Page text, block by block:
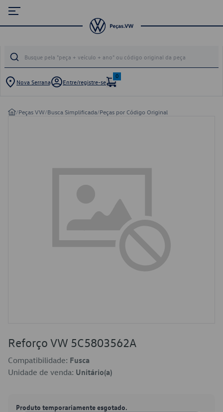
Nova Serrana Entre/registre-se
0
/Peças VW/Busca Simplificada/Peças por Código Original
Reforço VW 5C5803562A
Compatibilidade: Fusca
Unidade de venda: Unitário(a)
Produto temporariamente esgotado.